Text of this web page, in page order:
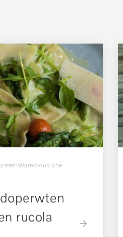
Warmhoudlade
rucola